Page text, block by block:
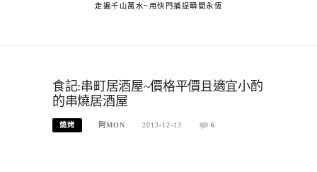
走遍千山萬水~用快門捕捉瞬間永恆
食記:串町居酒屋~價格平價且適宜小酌
的串燒居酒屋
燒烤 阿MON 2013-12-13 6